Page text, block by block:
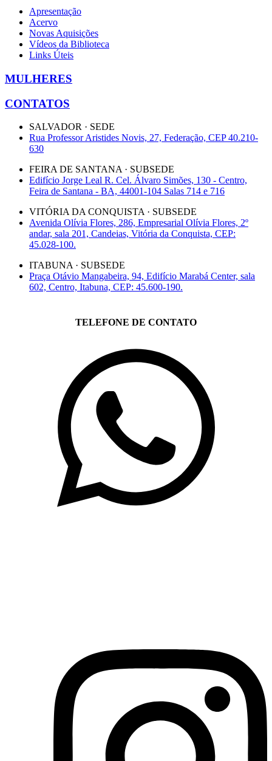
Apresentação
Acervo
Novas Aquisições
Vídeos da Biblioteca
Links Úteis
MULHERES
CONTATOS
SALVADOR · SEDE
Rua Professor Aristides Novis, 27, Federação, CEP 40.210-
630
FEIRA DE SANTANA · SUBSEDE
Edifício Jorge Leal R. Cel. Álvaro Simões, 130 - Centro,
Feira de Santana - BA, 44001-104 Salas 714 e 716
VITÓRIA DA CONQUISTA · SUBSEDE
Avenida Olívia Flores, 286, Empresarial Olívia Flores, 2º
andar, sala 201, Candeias, Vitória da Conquista, CEP:
45.028-100.
ITABUNA · SUBSEDE
Praça Otávio Mangabeira, 94, Edifício Marabá Center, sala
602, Centro, Itabuna, CEP: 45.600-190.
TELEFONE DE CONTATO